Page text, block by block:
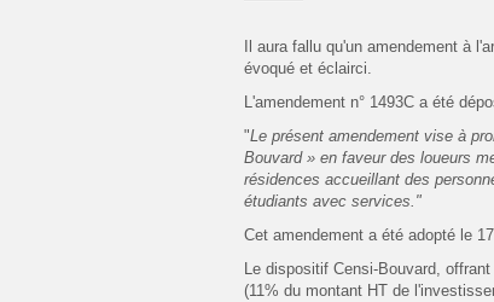
Il aura fallu qu'un amendement à
évoqué et éclairci.
L'amendement n° 1493C a été
"Le présent amendement vise à
Bouvard » en faveur des loueurs
résidences accueillant des
étudiants avec services."
Cet amendement a été adopté le
Le dispositif Censi-Bouvard,
(11% du montant HT de